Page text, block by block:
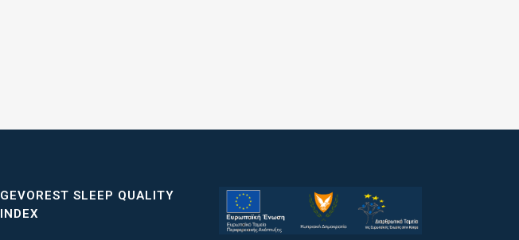
GEVOREST SLEEP QUALITY
INDEX